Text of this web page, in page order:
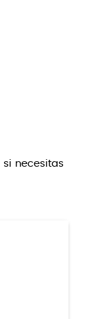
si necesitas